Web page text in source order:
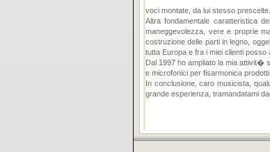
voci montate, da lui stesso prescelte.
Altra fondamentale caratteristica
maneggevolezza, vere e proprie
costruzione delle parti in legno,
tutta Europa e fra i miei clienti
Dal 1997 ho ampliato la mia attivit�
e microfonici per fisarmonica
In conclusione, caro musicista,
grande esperienza, tramandatami